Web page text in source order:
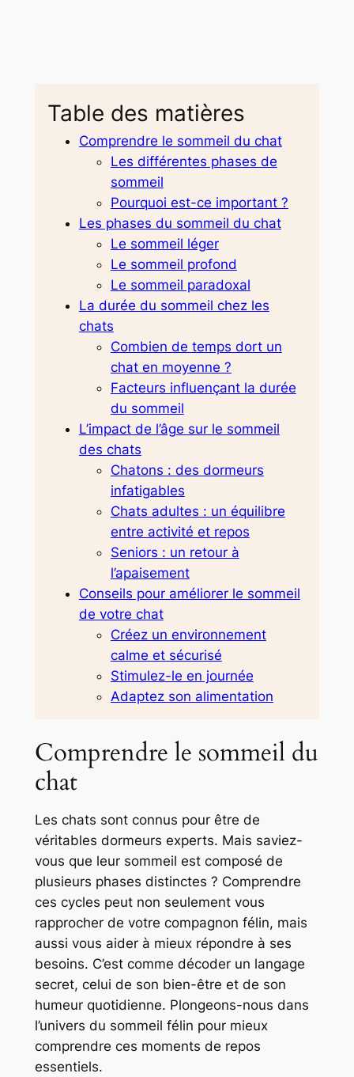
Table des matières
Comprendre le sommeil du chat
Les différentes phases de
sommeil
Pourquoi est-ce important ?
Les phases du sommeil du chat
Le sommeil léger
Le sommeil profond
Le sommeil paradoxal
La durée du sommeil chez les
chats
Combien de temps dort un
chat en moyenne ?
Facteurs influençant la durée
du sommeil
L’impact de l’âge sur le sommeil
des chats
Chatons : des dormeurs
infatigables
Chats adultes : un équilibre
entre activité et repos
Seniors : un retour à
l’apaisement
Conseils pour améliorer le sommeil
de votre chat
Créez un environnement
calme et sécurisé
Stimulez-le en journée
Adaptez son alimentation
Comprendre le sommeil du
chat
Les chats sont connus pour être de
véritables dormeurs experts. Mais saviez-
vous que leur sommeil est composé de
plusieurs phases distinctes ? Comprendre
ces cycles peut non seulement vous
rapprocher de votre compagnon félin, mais
aussi vous aider à mieux répondre à ses
besoins. C’est comme décoder un langage
secret, celui de son bien-être et de son
humeur quotidienne. Plongeons-nous dans
l’univers du sommeil félin pour mieux
comprendre ces moments de repos
essentiels.